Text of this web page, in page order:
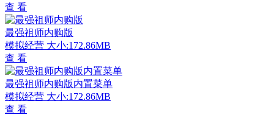
查 看
最强祖师内购版
模拟经营 大小:172.86MB
查 看
最强祖师内购版内置菜单
模拟经营 大小:172.86MB
查 看